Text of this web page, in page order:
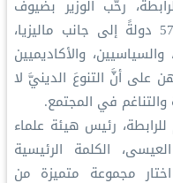
رحَّب الوزير بضيوف
المؤتمر الذين قدِموا من أكثر من 57 دولةً إلى جانب ماليزيا،
والأكاديميين
على أنَّ التنوعَ الدينيَّ لا
في المجتمع.
رئيس هيئة علماء
الكلمة الرئيسية
مجموعة متميزة من